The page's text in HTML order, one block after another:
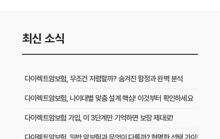
최신 소식
다이렉트암보험, 무조건 저렴할까? 숨겨진 함정과 완벽 분석
다이렉트암보험, 나이대별 맞춤 설계 핵심! 이것부터 확인하세요
다이렉트암보험 가입, 이 3단계만 기억하면 보장 제대로!